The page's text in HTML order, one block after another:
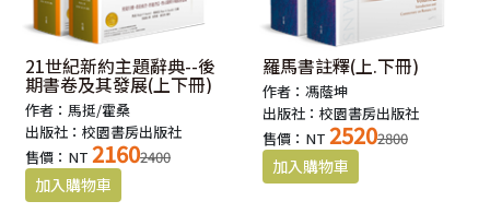
21世紀新約主題辭典--後
期書卷及其發展(上下冊)
作者：馬挺/霍桑
出版社：校園書房出版社
售價：NT 21602400
羅馬書註釋(上.下冊)
作者：馮蔭坤
出版社：校園書房出版社
售價：NT 25202800